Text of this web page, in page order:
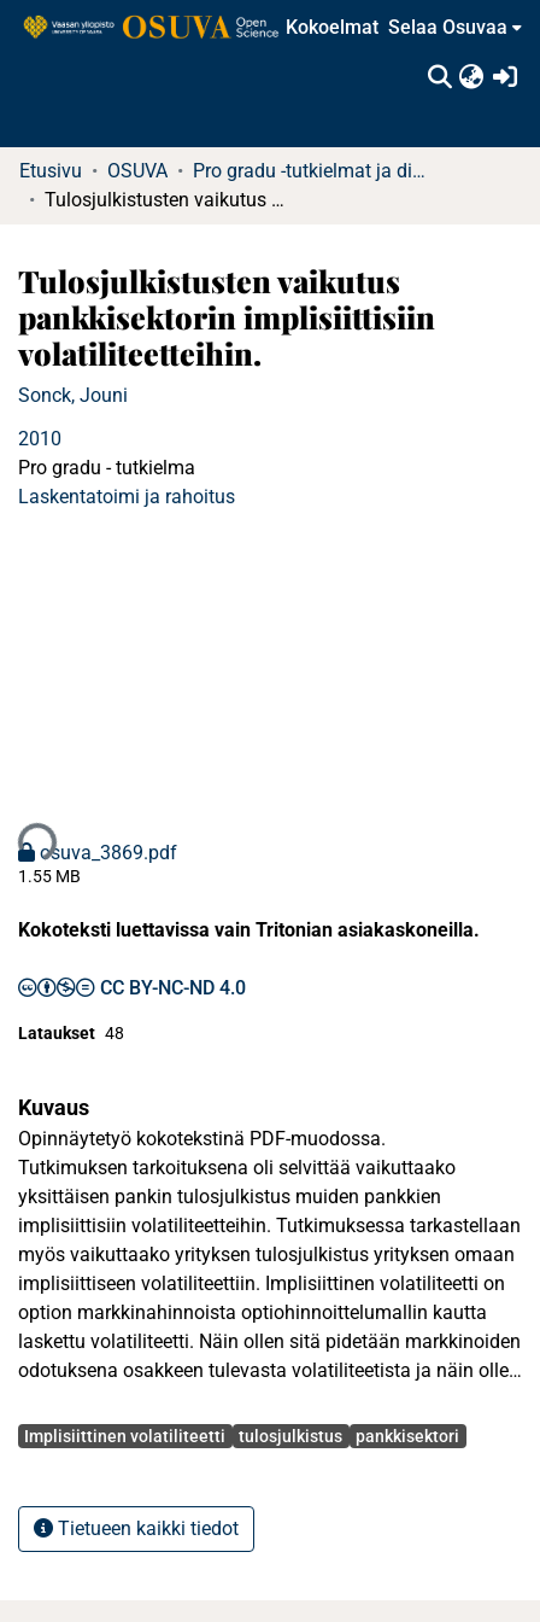
Kokoelmat Selaa Osuvaa
Etusivu OSUVA
Pro gradu -tutkielmat ja diplomityöt (rajattu saatavuus)
Tulosjulkistusten vaikutus pankkisektorin implisiittisiin volatiliteetteihin.
Tulosjulkistusten vaikutus
pankkisektorin implisiittisiin
volatiliteetteihin.
Sonck, Jouni
2010
Pro gradu - tutkielma
Laskentatoimi ja rahoitus
osuva_3869.pdf
1.55 MB
Kokoteksti luettavissa vain Tritonian asiakaskoneilla.
CC BY-NC-ND 4.0
Lataukset 48
Kuvaus
Opinnäytetyö kokotekstinä PDF-muodossa.
Tutkimuksen tarkoituksena oli selvittää vaikuttaako
yksittäisen pankin tulosjulkistus muiden pankkien
implisiittisiin volatiliteetteihin. Tutkimuksessa tarkastellaan
myös vaikuttaako yrityksen tulosjulkistus yrityksen omaan
implisiittiseen volatiliteettiin. Implisiittinen volatiliteetti on
option markkinahinnoista optiohinnoittelumallin kautta
laskettu volatiliteetti. Näin ollen sitä pidetään markkinoiden
odotuksena osakkeen tulevasta volatiliteetista ja näin ollen
perusteet. Volatiliteettiin ja sen eri aspekteihin keskitytään
hieman tarkemmin. Nämä osiot helpottavat lukijaa
Avainsanat
Implisiittinen volatiliteetti tulosjulkistus pankkisektori
Tietueen kaikki tiedot